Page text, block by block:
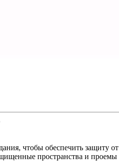
чтобы обеспечить защиту
пространства и